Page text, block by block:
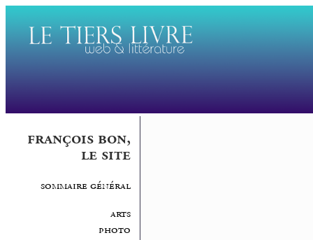
françois bon,
le site
sommaire général
arts
photo